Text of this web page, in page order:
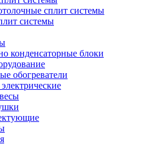
сплит системы
системы
конденсаторные блоки
обогреватели